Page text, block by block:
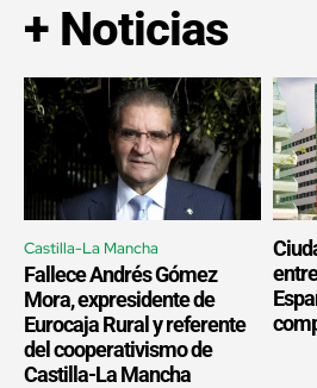
+ Noticias
Castilla-La Mancha
Fallece Andrés Gómez
Mora, expresidente de
Eurocaja Rural y referente
del cooperativismo de
Castilla-La Mancha